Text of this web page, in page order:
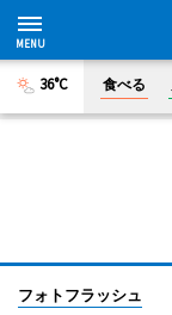
36°C 食べる
フォトフラッシュ